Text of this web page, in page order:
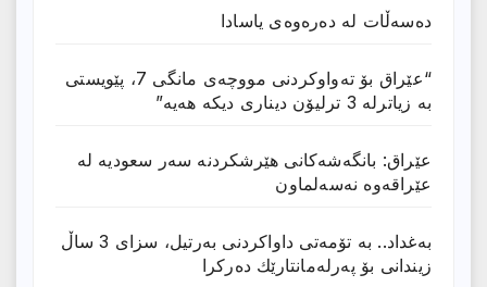
دەسەڵات لە دەرەوەی یاسادا
“عێراق بۆ تەواوکردنی مووچەی مانگى 7، پێویستی
بە زیاترلە 3 ترلیۆن دیناری دیکە هەیە”
عێراق: بانگەشەكانی هێرشكردنە سەر سعودیە لە
عێراقەوە نەسەلماون
بەغداد.. بە تۆمەتی داواكردنی بەرتیل، سزای 3 ساڵ
زیندانی بۆ پەرلەمانتارێك دەركرا